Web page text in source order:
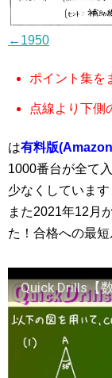
←1950
ポイント集を
点線より下側
は有料版
1000番台が全て
少なくしています
また2021年12月
た！合格への最